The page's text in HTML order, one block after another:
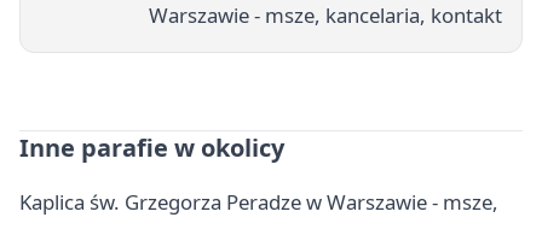
Warszawie - msze, kancelaria, kontakt
Inne parafie w okolicy
Kaplica św. Grzegorza Peradze w Warszawie - msze,